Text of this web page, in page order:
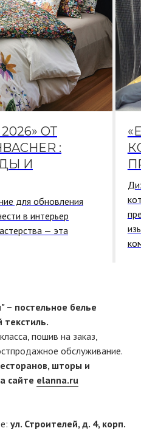
ОТ
:
И
для обновления
в интерьер
— эта
– постельное белье
текстиль.
пошив на заказ,
обслуживание.
шторы и
сайте elanna.ru
ул. Строителей, д. 4, корп.